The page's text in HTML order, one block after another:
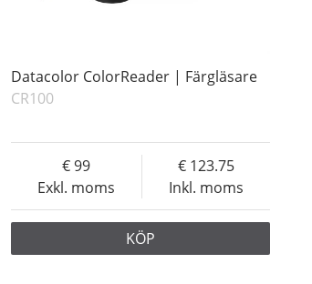
Datacolor ColorReader | Färgläsare
CR100
Exkl. moms
99
Inkl. moms
123.75
KÖP